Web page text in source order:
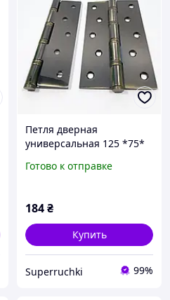
Петля дверная
универсальная 125 *75*
бронза)
Готово к отправке
184₴
Купить
Superruchki 99%